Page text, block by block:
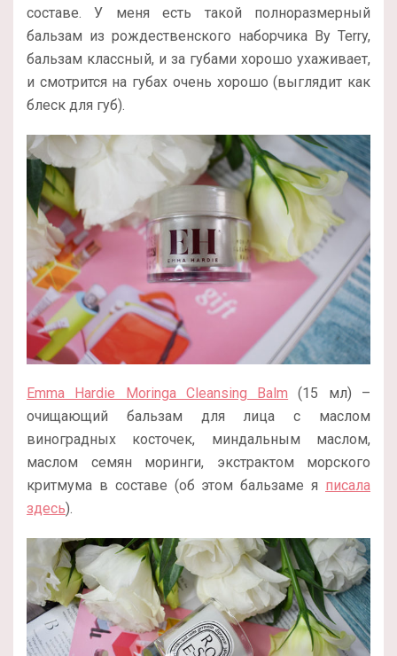
составе. У меня есть такой полноразмерный
бальзам из рождественского наборчика By Terry,
бальзам классный, и за губами хорошо ухаживает,
и смотрится на губах очень хорошо (выглядит как
блеск для губ).
Emma Hardie Moringa Cleansing Balm (15 мл) –
очищающий бальзам для лица с маслом
виноградных косточек, миндальным маслом,
маслом семян моринги, экстрактом морского
критмума в составе (об этом бальзаме я писала
здесь).